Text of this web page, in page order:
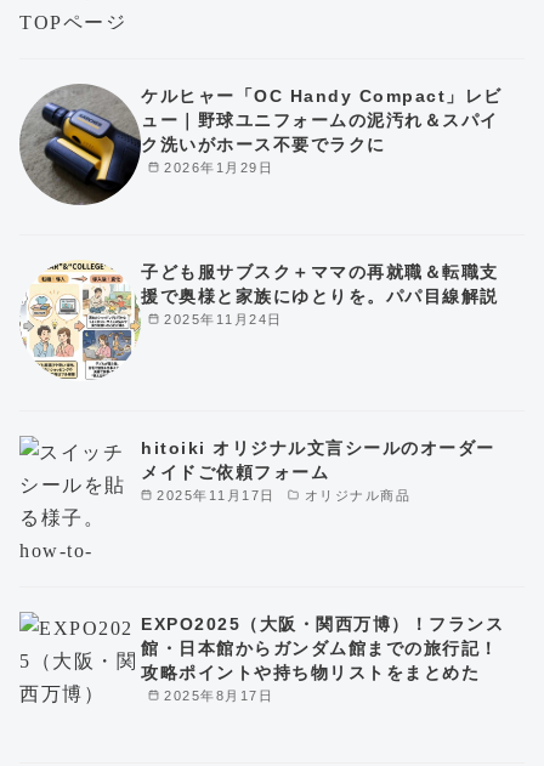
2026年1月29日
ケルヒャー「OC Handy Compact」レビ
ュー｜野球ユニフォームの泥汚れ＆スパイ
ク洗いがホース不要でラクに
2025年11月24日
子ども服サブスク＋ママの再就職＆転職支
援で奥様と家族にゆとりを。パパ目線解説
2025年11月17日 オリジナル商品
hitoiki オリジナル文言シールのオーダー
メイドご依頼フォーム
2025年8月17日
EXPO2025（大阪・関西万博）！フランス
館・日本館からガンダム館までの旅行記！
攻略ポイントや持ち物リストをまとめた